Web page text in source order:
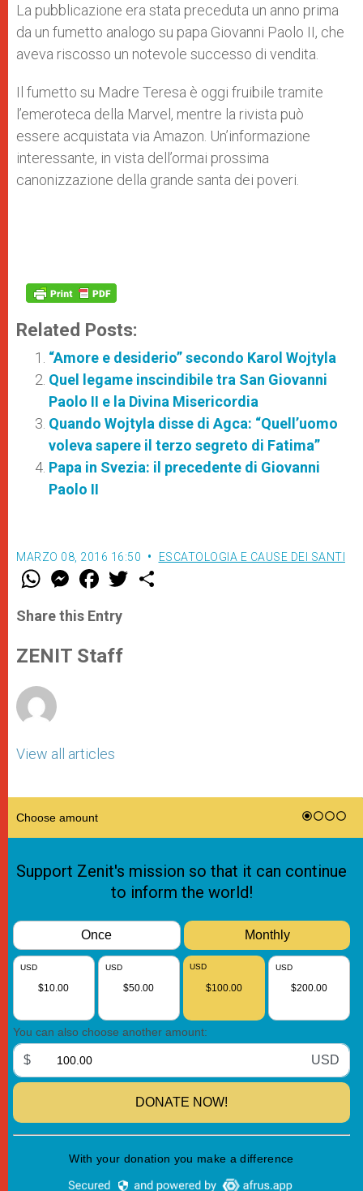
La pubblicazione era stata preceduta un anno prima
da un fumetto analogo su papa Giovanni Paolo II, che
aveva riscosso un notevole successo di vendita.
Il fumetto su Madre Teresa è oggi fruibile tramite
l’emeroteca della Marvel, mentre la rivista può
essere acquistata via Amazon. Un’informazione
interessante, in vista dell’ormai prossima
canonizzazione della grande santa dei poveri.
Related Posts:
“Amore e desiderio” secondo Karol Wojtyla
Quel legame inscindibile tra San Giovanni
Paolo II e la Divina Misericordia
Quando Wojtyla disse di Agca: “Quell’uomo
voleva sapere il terzo segreto di Fatima”
Papa in Svezia: il precedente di Giovanni
Paolo II
MARZO 08, 2016 16:50 ESCATOLOGIA E CAUSE DEI SANTI
W
t
s
p
p
M
e
s
e
g
e
F
a
e
b
o
k
w
Share this Entry
ZENIT Staff
View all articles